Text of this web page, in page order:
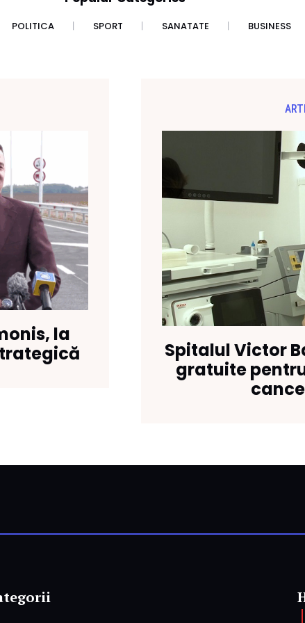
POLITICA SPORT SANATATE BUSINESS
la
Spitalul Victor
gratuite